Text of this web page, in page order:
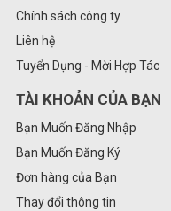
Chính sách công ty
Liên hệ
Tuyển Dụng - Mời Hợp Tác
TÀI KHOẢN CỦA BẠN
Bạn Muốn Đăng Nhập
Bạn Muốn Đăng Ký
Đơn hàng của Bạn
Thay đổi thông tin